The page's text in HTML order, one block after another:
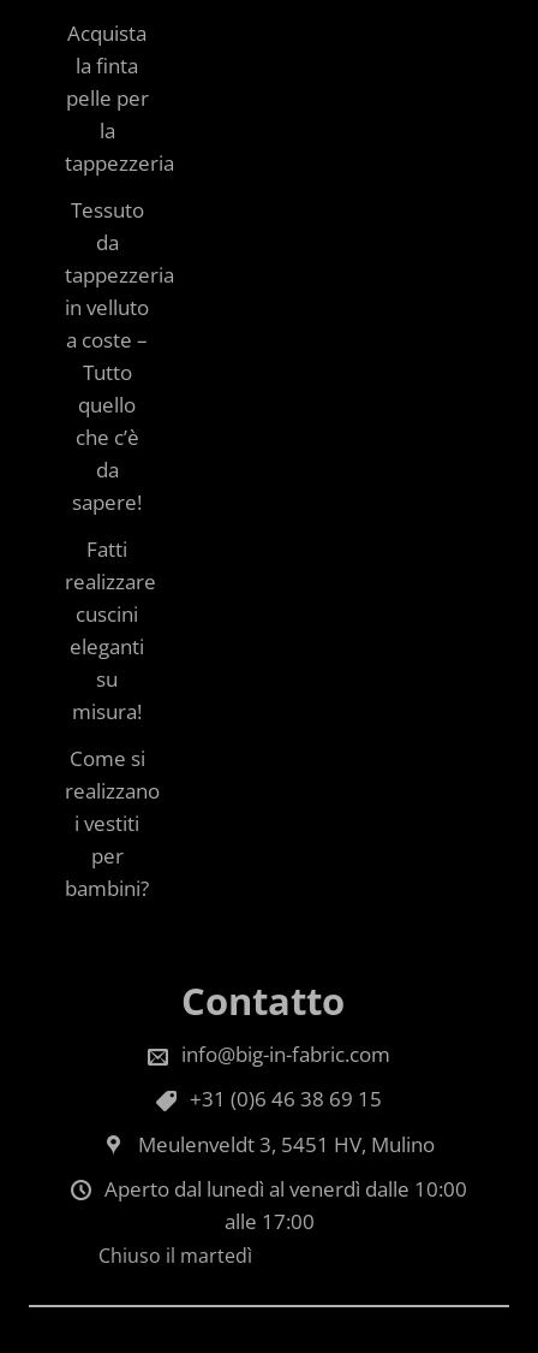
Acquista
la finta
pelle per
la
tappezzeria
Tessuto
da
tappezzeria
in velluto
a coste –
Tutto
quello
che c’è
da
sapere!
Fatti
realizzare
cuscini
eleganti
su
misura!
Come si
realizzano
i vestiti
per
bambini?
Contatto
info@big-in-fabric.com
+31 (0)6 46 38 69 15
Meulenveldt 3, 5451 HV, Mulino
Aperto dal lunedì al venerdì dalle 10:00
alle 17:00
Chiuso il martedì